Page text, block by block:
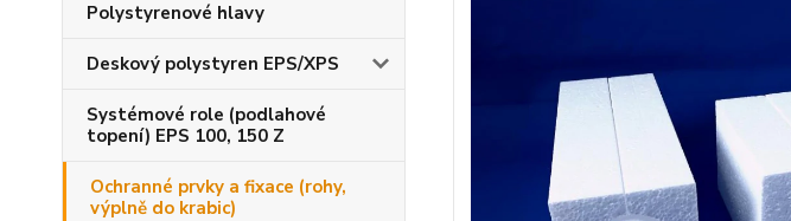
Polystyrenové hlavy
Deskový polystyren EPS/XPS
Systémové role (podlahové
topení) EPS 100, 150 Z
Ochranné prvky a fixace (rohy,
výplně do krabic)